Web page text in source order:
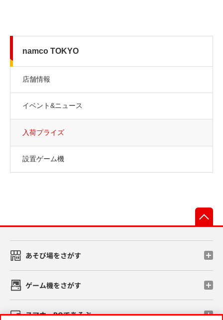
namco TOKYO
店舗情報
イベント&ニュース
入荷プライズ
設置ゲーム機
あそび場をさがす
ゲーム機をさがす
スマホ・PCであそぶ